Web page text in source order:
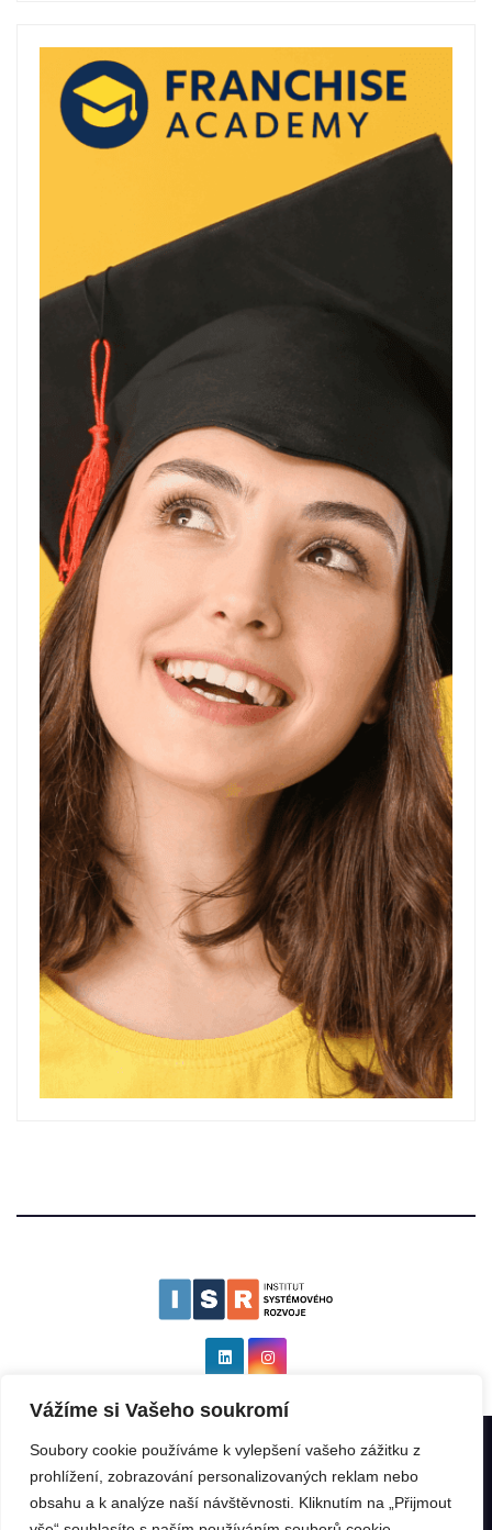
Vážíme si Vašeho soukromí
Soubory cookie používáme k vylepšení vašeho zážitku z
prohlížení, zobrazování personalizovaných reklam nebo
obsahu a k analýze naší návštěvnosti. Kliknutím na „Přijmout
Institut systémového rozvoje as ISR|Všechna práva vyhrazena: ©
2025 byKinabalu s.r.o..